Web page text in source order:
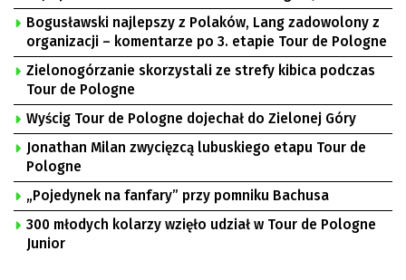
Bogusławski najlepszy z Polaków, Lang zadowolony z
organizacji – komentarze po 3. etapie Tour de Pologne
Zielonogórzanie skorzystali ze strefy kibica podczas
Tour de Pologne
Wyścig Tour de Pologne dojechał do Zielonej Góry
Jonathan Milan zwycięzcą lubuskiego etapu Tour de
Pologne
„Pojedynek na fanfary” przy pomniku Bachusa
300 młodych kolarzy wzięło udział w Tour de Pologne
Junior